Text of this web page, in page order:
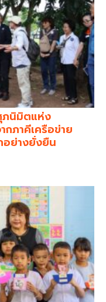
ภนิมิตแห่ง
ภาคีเครือข่าย
อย่างยั่งยืน